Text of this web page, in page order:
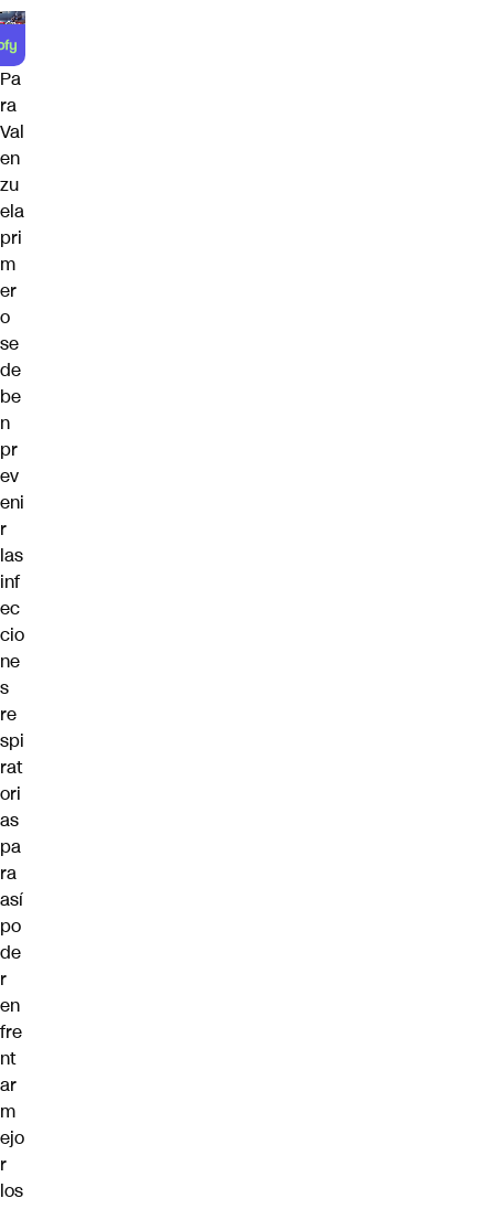
Pa
ra
Val
en
zu
ela
pri
m
er
o
se
de
be
n
pr
ev
eni
r
las
inf
ec
cio
ne
s
re
spi
rat
ori
as
pa
ra
así
po
de
r
en
fre
nt
ar
m
ejo
r
los